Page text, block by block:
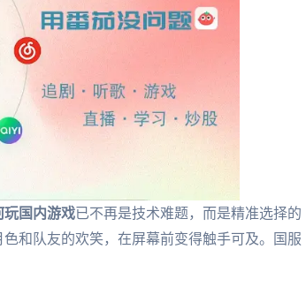
玩国内游戏已不再是技术难题，而是精准选择的
和队友的欢笑，在屏幕前变得触手可及。国服